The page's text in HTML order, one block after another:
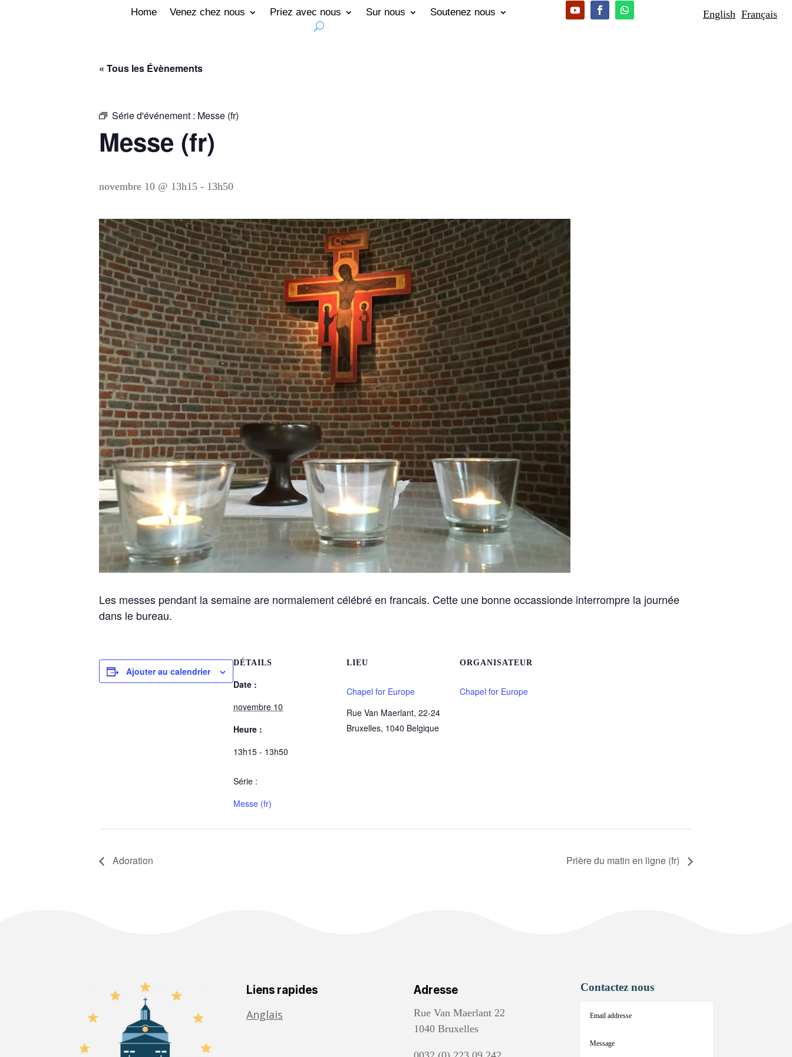
Home Venez chez nous Priez avec nous Sur nous Soutenez nous English Français
« Tous les Évènements
Série d'événement : Messe (fr)
Messe (fr)
novembre 10 @ 13h15 - 13h50
Les messes pendant la semaine are normalement célébré en francais. Cette une bonne occassionde interrompre la journée
dans le bureau.
Ajouter au calendrier
DÉTAILS
Date :
novembre 10
Heure :
13h15 - 13h50
Série :
Messe (fr)
LIEU
Chapel for Europe
Rue Van Maerlant, 22-24
Bruxelles, 1040 Belgique
ORGANISATEUR
Chapel for Europe
Adoration Prière du matin en ligne (fr)
Liens rapides
Anglais
Adresse
Rue Van Maerlant 22
1040 Bruxelles
Contactez nous